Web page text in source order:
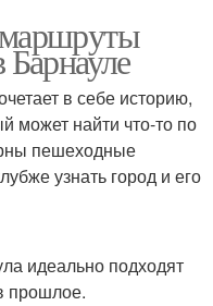
в себе историю,
может найти что-то по
пешеходные
узнать город и его
идеально подходят
прошлое.